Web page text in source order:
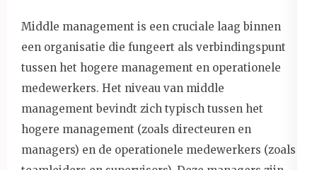
Middle management is een cruciale laag binnen
een organisatie die fungeert als verbindingspunt
tussen het hogere management en operationele
medewerkers. Het niveau van middle
management bevindt zich typisch tussen het
hogere management (zoals directeuren en
managers) en de operationele medewerkers (zoals